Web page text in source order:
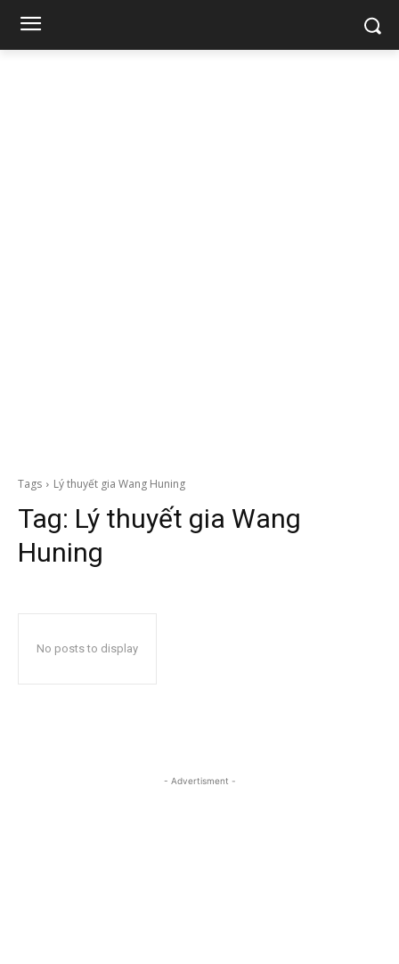
Tags Lý thuyết gia Wang Huning
Tag: Lý thuyết gia Wang
Huning
No posts to display
- Advertisment -